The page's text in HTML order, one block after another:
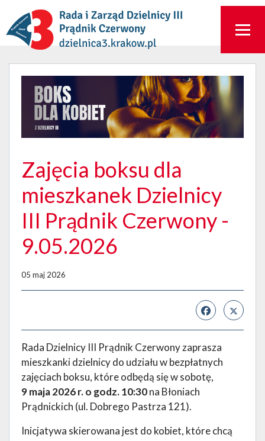
Zajęcia boksu dla
mieszkanek Dzielnicy
III Prądnik Czerwony -
9.05.2026
05 maj 2026
Rada Dzielnicy III Prądnik Czerwony zaprasza
mieszkanki dzielnicy do udziału w bezpłatnych
zajęciach boksu, które odbędą się w sobotę,
9 maja 2026 r. o godz. 10:30na Błoniach
Prądnickich (ul. Dobrego Pastrza 121).
Inicjatywa skierowana jest do kobiet, które chcą